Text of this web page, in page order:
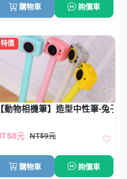
購物車 詢價車
膠頭原子筆
特價
【動物相機筆】造型中性筆-兔子
元 NT$9元
購物車 詢價車